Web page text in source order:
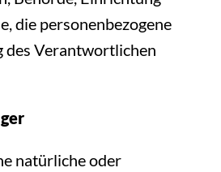
die personenbezogene
des Verantwortlichen
natürliche oder